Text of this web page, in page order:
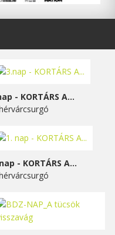
- KORTÁRS A...
- KORTÁRS A...